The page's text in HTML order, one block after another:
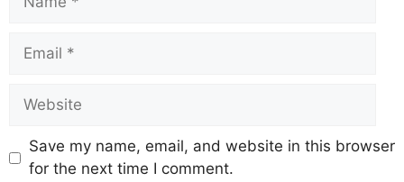
Save my name, email, and website in this browser
for the next time I comment.